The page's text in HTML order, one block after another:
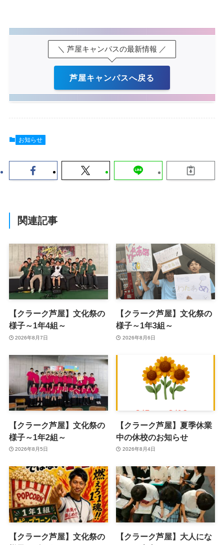
＼ 芦屋キャンパスの最新情報 ／
芦屋キャンパスへ戻る
お知らせ
関連記事
【クラーク芦屋】文化祭の
様子～1年4組～
2026年8月7日
【クラーク芦屋】文化祭の
様子～1年3組～
2026年8月6日
【クラーク芦屋】文化祭の
様子～1年2組～
2026年8月5日
【クラーク芦屋】夏季休業
中の休校のお知らせ
2026年8月4日
【クラーク芦屋】文化祭の
【クラーク芦屋】大人にな